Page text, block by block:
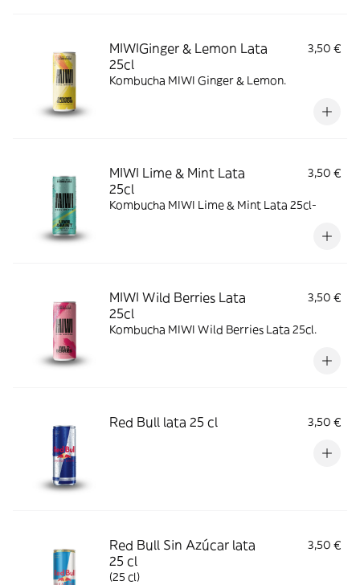
MIWIGinger & Lemon Lata
25cl
3,50 €
Kombucha MIWI Ginger & Lemon.
MIWI Lime & Mint Lata
25cl
3,50 €
Kombucha MIWI Lime & Mint Lata 25cl-
MIWI Wild Berries Lata
25cl
3,50 €
Kombucha MIWI Wild Berries Lata 25cl.
Red Bull lata 25 cl 3,50 €
Red Bull Sin Azúcar lata
25 cl
3,50 €
(25 cl)